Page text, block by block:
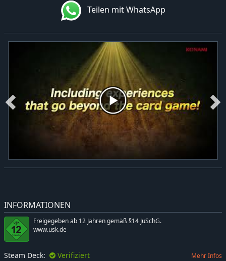
Teilen mit WhatsApp
INFORMATIONEN
Freigegeben ab 12 Jahren gemäß §14 JuSchG.
www.usk.de
Steam Deck: Verifiziert Mehr Infos